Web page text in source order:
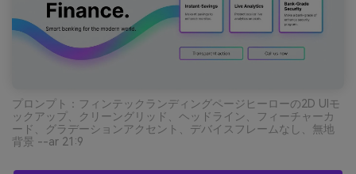
プロンプト：フィンテックランディングページヒーローの2D UIモ
ックアップ、クリーングリッド、ヘッドライン、フィーチャーカ
ード、グラデーションアクセント、デバイスフレームなし、無地
背景 --ar 21:9